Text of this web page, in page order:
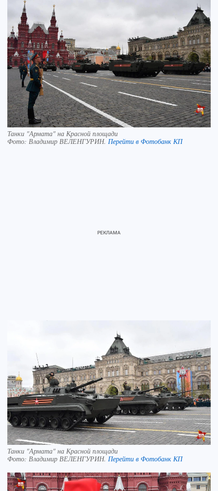
Танки "Армата" на Красной площади
Фото: Владимир ВЕЛЕНГУРИН. Перейти в Фотобанк КП
Танки "Армата" на Красной площади
Фото: Владимир ВЕЛЕНГУРИН. Перейти в Фотобанк КП